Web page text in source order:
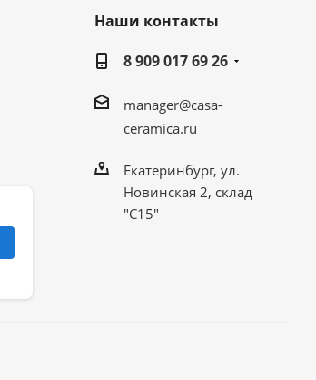
Наши контакты
8 909 017 69 26
manager@casa-
ceramica.ru
Екатеринбург, ул.
Новинская 2, склад
"С15"